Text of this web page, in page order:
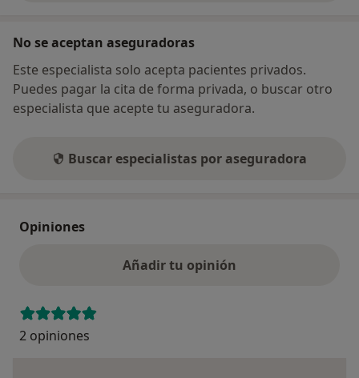
No se aceptan aseguradoras
Este especialista solo acepta pacientes privados.
Puedes pagar la cita de forma privada, o buscar otro
especialista que acepte tu aseguradora.
Buscar especialistas por aseguradora
Opiniones
Añadir tu opinión
2 opiniones